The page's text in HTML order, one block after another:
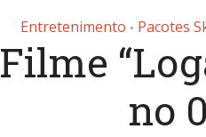
Entretenimento • Pacotes
Filme
no